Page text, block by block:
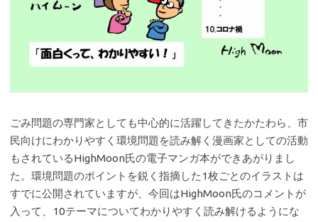
ごみ問題の専門家としても中心的に活躍してきたかたわら、市
民向けにわかりやすく環境問題を読み解く漫画家としての活動
もされているHighMoon氏の電子マンガ本ができあがりまし
た。環境問題のポイントを鋭く指摘した1枚ごとのイラストは
すでに公開されていますが、今回はHighMoon氏のコメントが
入って、10テーマについてわかりやすく読み解けるようにな